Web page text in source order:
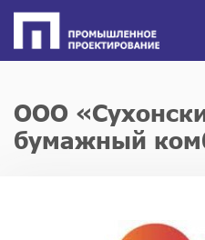
ООО
бумажный